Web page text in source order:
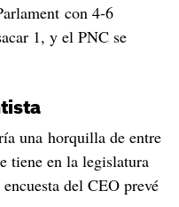
con 4-6
1, y el PNC se
una horquilla de entre
tiene en la legislatura
del CEO prevé